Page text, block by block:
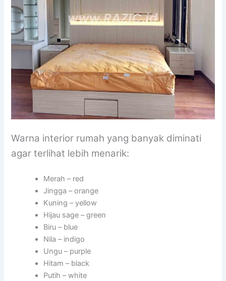
Warna interior rumah yang banyak diminati
agar terlihat lebih menarik:
Merah – red
Jingga – orange
Kuning – yellow
Hijau sage – green
Biru – blue
Nila – indigo
Ungu – purple
Hitam – black
Putih – white